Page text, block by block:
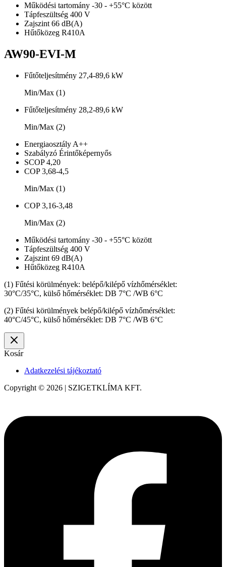
Működési tartomány -30 - +55°C között
Tápfeszültség 400 V
Zajszint 66 dB(A)
Hűtőközeg R410A
AW90-EVI-M
Fűtőteljesítmény 27,4-89,6 kW
Min/Max (1)
Fűtőteljesítmény 28,2-89,6 kW
Min/Max (2)
Energiaosztály A++
Szabályzó Érintőképernyős
SCOP4,20
COP3,68-4,5
Min/Max (1)
COP3,16-3,48
Min/Max (2)
Működési tartomány -30 - +55°C között
Tápfeszültség 400 V
Zajszint 69 dB(A)
Hűtőközeg R410A
(1) Fűtési körülmények: belépő/kilépő vízhőmérséklet:
30°C/35°C, külső hőmérséklet: DB 7°C /WB 6°C
(2) Fűtési körülmények belépő/kilépő vízhőmérséklet:
40°C/45°C, külső hőmérséklet: DB 7°C /WB 6°C
Kosár
Adatkezelési tájékoztató
Copyright © 2026 | SZIGETKLÍMA KFT.